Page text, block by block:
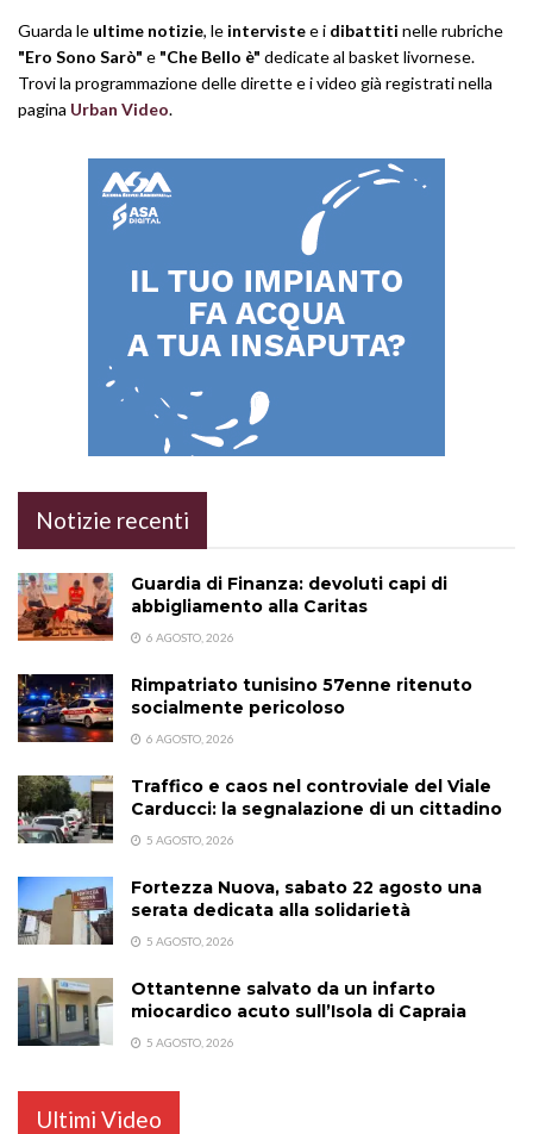
Guarda le ultime notizie, le intervistee i dibattiti nelle rubriche
"Ero Sono Sarò" e "Che Bello è" dedicate al basket livornese.
Trovi la programmazione delle dirette e i video già registrati nella
pagina Urban Video.
Notizie recenti
Guardia di Finanza: devoluti capi di
abbigliamento alla Caritas
6 AGOSTO, 2026
Rimpatriato tunisino 57enne ritenuto
socialmente pericoloso
6 AGOSTO, 2026
Traffico e caos nel controviale del Viale
Carducci: la segnalazione di un cittadino
5 AGOSTO, 2026
Fortezza Nuova, sabato 22 agosto una
serata dedicata alla solidarietà
5 AGOSTO, 2026
Ottantenne salvato da un infarto
miocardico acuto sull’Isola di Capraia
5 AGOSTO, 2026
Ultimi Video